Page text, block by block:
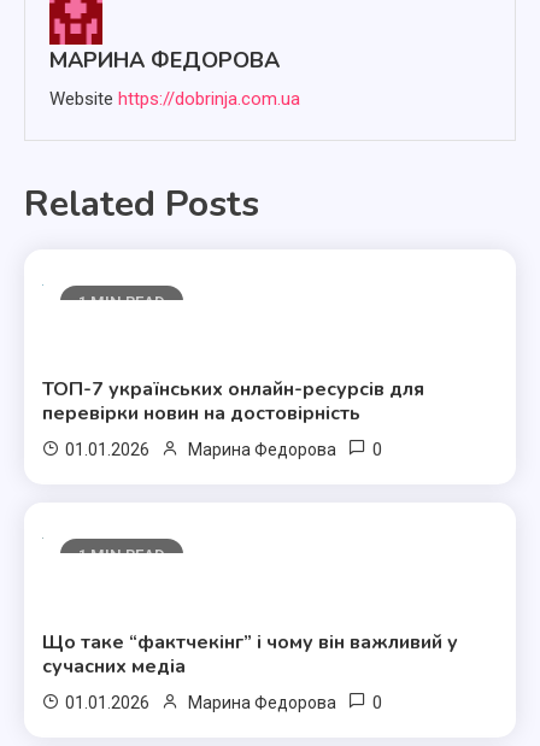
МАРИНА ФЕДОРОВА
Website https://dobrinja.com.ua
Related Posts
1 MIN READ
ТОП-7 українських онлайн-ресурсів для
перевірки новин на достовірність
01.01.2026 Марина Федорова 0
1 MIN READ
Що таке “фактчекінг” і чому він важливий у
сучасних медіа
01.01.2026 Марина Федорова 0